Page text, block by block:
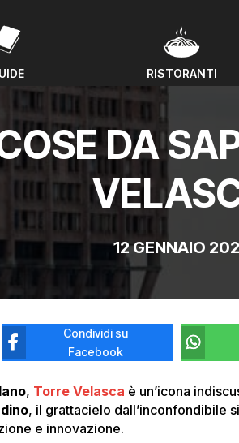
RISTORANTI
DA
12 GENNAIO
Condividi su
Facebook
, Torre Velasca è un’icona
, il grattacielo dall’inconfondibile
e innovazione.